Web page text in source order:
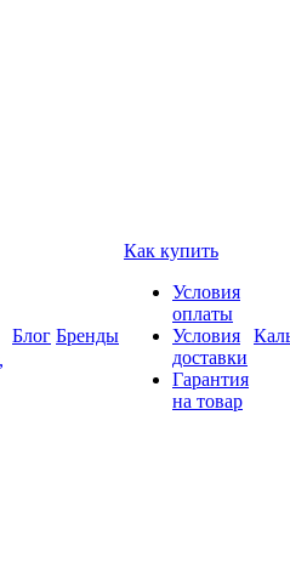
Блог Бренды
Как купить
Условия
оплаты
Условия
доставки
Гарантия
на товар